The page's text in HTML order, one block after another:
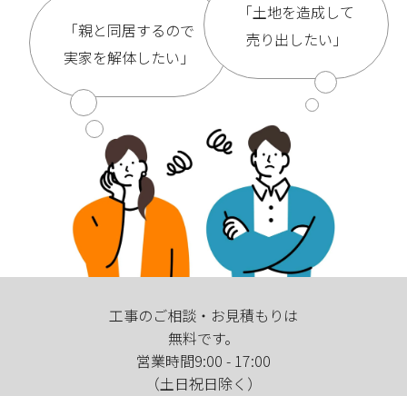
「親と同居するので
実家を解体したい」
「土地を造成して
売り出したい」
工事のご相談・お見積もりは
無料です。
営業時間9:00 - 17:00
（土日祝日除く）